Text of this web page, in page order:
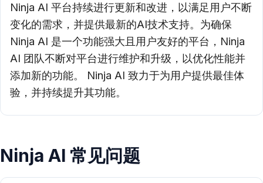
Ninja AI 平台持续进行更新和改进，以满足用户不断
变化的需求，并提供最新的AI技术支持。为确保
Ninja AI 是一个功能强大且用户友好的平台，Ninja
AI 团队不断对平台进行维护和升级，以优化性能并
添加新的功能。 Ninja AI 致力于为用户提供最佳体
验，并持续提升其功能。
Ninja AI 常见问题